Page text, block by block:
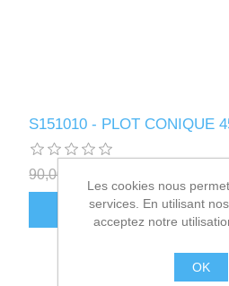
S151010 - PLOT CONIQUE
90,00€ HT
AJOUTER AU PANIER
Les cookies nous
services. En utilisant
acceptez notre
OK